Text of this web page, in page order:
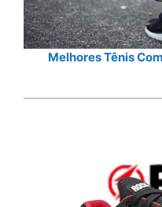
Melhores Tênis